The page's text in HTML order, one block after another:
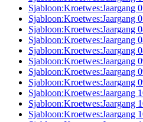
Sjabloon:Kroetwes:Jaargang
Sjabloon:Kroetwes:Jaargang
Sjabloon:Kroetwes:Jaargang
Sjabloon:Kroetwes:Jaargang
Sjabloon:Kroetwes:Jaargang
Sjabloon:Kroetwes:Jaargang
Sjabloon:Kroetwes:Jaargang
Sjabloon:Kroetwes:Jaargang
Sjabloon:Kroetwes:Jaargang
Sjabloon:Kroetwes:Jaargang
Sjabloon:Kroetwes:Jaargang